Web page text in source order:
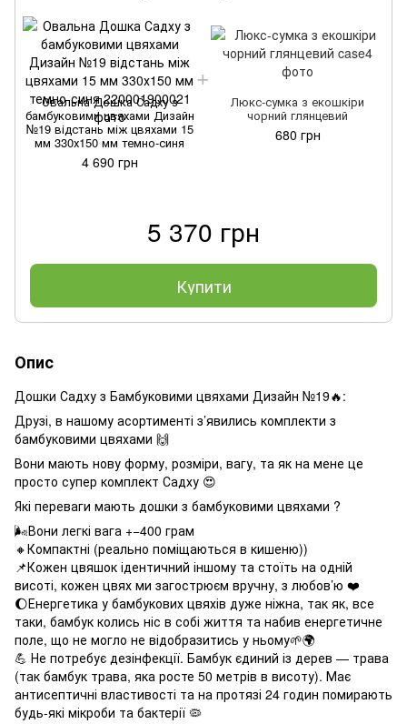
Овальна Дошка Садху з
бамбуковими цвяхами Дизайн
№19 відстань між цвяхами 15
мм 330х150 мм темно-синя
4 690 грн
Люкс-сумка з екошкіри
чорний глянцевий
680 грн
5 370 грн
Купити
Опис
Дошки Садху з Бамбуковими цвяхами Дизайн №19🔥:
Друзі, в нашому асортименті з’явились комплекти з
бамбуковими цвяхами 🙌
Вони мають нову форму, розміри, вагу, та як на мене це
просто супер комплект Садху 😍
Які переваги мають дошки з бамбуковими цвяхами ?
🌬Вони легкі вага +−400 грам
🔸Компактні (реально поміщаються в кишеню))
📌Кожен цвяшок ідентичний іншому та стоїть на одній
висоті, кожен цвях ми загострюєм вручну, з любов’ю ❤️
🌔Енергетика у бамбукових цвяхів дуже ніжна, так як, все
таки, бамбук колись ніс в собі життя та набив енергетичне
поле, що не могло не відобразитись у ньому🌱🌍
💪 Не потребує дезінфекції. Бамбук єдиний із дерев — трава
(так бамбук трава, яка росте 50 метрів в висоту). Має
антисептичні властивості та на протязі 24 годин помирають
будь-які мікроби та бактерії 🦠